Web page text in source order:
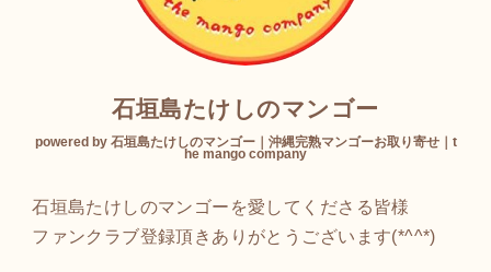
石垣島たけしのマンゴー
powered by 石垣島たけしのマンゴー｜沖縄完熟マンゴーお取り寄せ｜t
he mango company
石垣島たけしのマンゴーを愛してくださる皆様
ファンクラブ登録頂きありがとうございます(*^^*)